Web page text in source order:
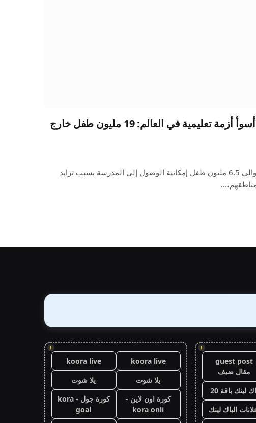
السودان على شفا أسوأ أزمة تعليمية في العالم: 19 مليون طفل خارج
من بين 19 مليونا، فقد حوالي 6.5 مليون طفل إمكانية الوصول إلى المدرسة بسبب تزايد
!
guest post
مقال ضيف
لينك باقة 20
الباك لينك
!
koora live
koora live
يلا شوت
يلا شوت
كورة اون لاين -
kora onli
كورة جول - kora
goal